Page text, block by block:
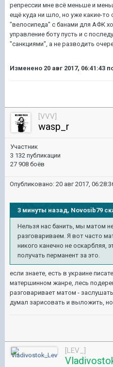
репрессии мне всё меньше и
ещё куда ни шло, но уже какие-то
"велосипеда" с банами для АФК
управление боту пусть и с
"санкциями", а не разводить
Изменено 20 авг 2017, 06:41:43
[VVV]
wasp_r
Участник
3 132 публикации
27 908 боёв
Опубликовано: 20 авг 2017,
3 минуты назад, Novosib79
Нельзя нас банить, мы матом
разговариваем. Я вот часто
никого канечно не оскарбляя,
получать перманент за это.
если знаете, есть в украине
матершинном жанре, лесь
разговаривает матом -
думал зарисовать и выложить,
[LEV_]